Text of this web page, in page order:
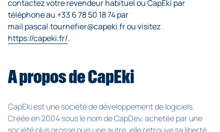
contactez votre revendeur habituel ou CapEki par
téléphone au +33 6 78 50 18 74 par
mail pascal.tournefier@capeki.fr ou visitez
https://capeki.fr/.
A propos de CapEki
CapEki est une société de développement de logiciels.
Créée en 2004 sous le nom de CapDev, achetée par une